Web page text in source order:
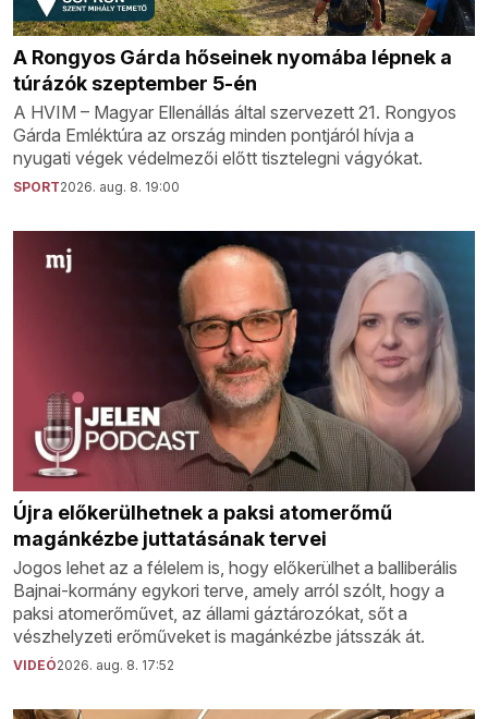
A Rongyos Gárda hőseinek nyomába lépnek a
túrázók szeptember 5-én
A HVIM – Magyar Ellenállás által szervezett 21. Rongyos
Gárda Emléktúra az ország minden pontjáról hívja a
nyugati végek védelmezői előtt tisztelegni vágyókat.
SPORT2026. aug. 8. 19:00
Újra előkerülhetnek a paksi atomerőmű
magánkézbe juttatásának tervei
Jogos lehet az a félelem is, hogy előkerülhet a balliberális
Bajnai-kormány egykori terve, amely arról szólt, hogy a
paksi atomerőművet, az állami gáztározókat, sőt a
vészhelyzeti erőműveket is magánkézbe játsszák át.
VIDEÓ2026. aug. 8. 17:52